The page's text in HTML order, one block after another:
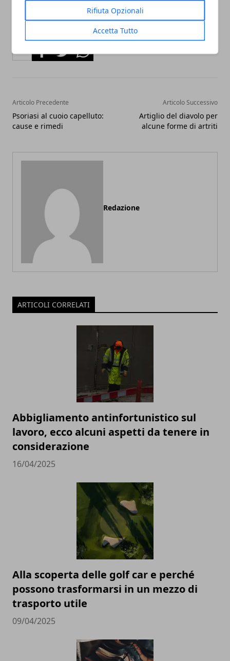
Rifiuta Opzionali
Accetta Tutto
Articolo Precedente
Psoriasi al cuoio capelluto:
cause e rimedi
Articolo Successivo
Artiglio del diavolo per
alcune forme di artriti
Redazione
ARTICOLI CORRELATI
Abbigliamento antinfortunistico sul
lavoro, ecco alcuni aspetti da tenere in
considerazione
16/04/2025
Alla scoperta delle golf car e perché
possono trasformarsi in un mezzo di
trasporto utile
09/04/2025